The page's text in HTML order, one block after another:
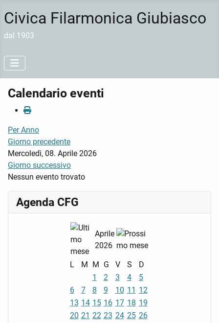
Civica Filarmonica Giubiasco
dal 1903
Calendario eventi
Per Anno
Giorno precedente
Mercoledì, 08. Aprile 2026
Giorno successivo
Nessun evento trovato
Agenda CFG
Aprile
2026
L M M G V S
D
1
2 3 4
5
6
7 8 9 10 11 12
13 14 15 16 17 18 19
20 21 22 23 24 25 26